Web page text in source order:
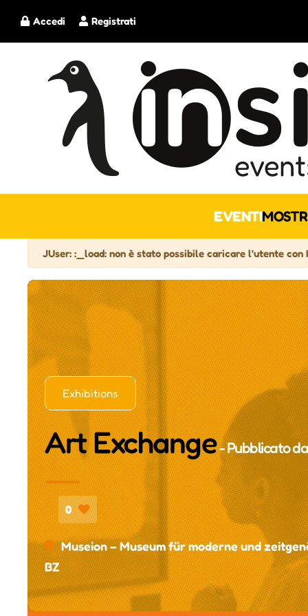
Registrati
Accedi
EVENTI
Attenzione
JUser: :_load: non è stato possibile caricare l'utente con
Exhibitions
Art Exchange- Pubblicato da
0
Museion – Museum für moderne und
BZ